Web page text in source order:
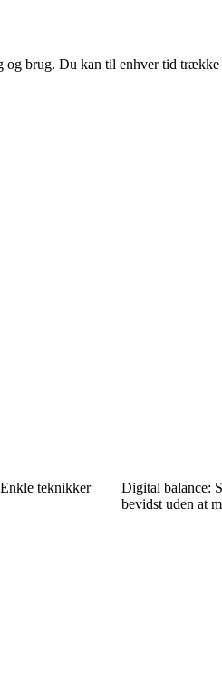
brug. Du kan til enhver tid
teknikker
Digital balance:
bevidst uden at